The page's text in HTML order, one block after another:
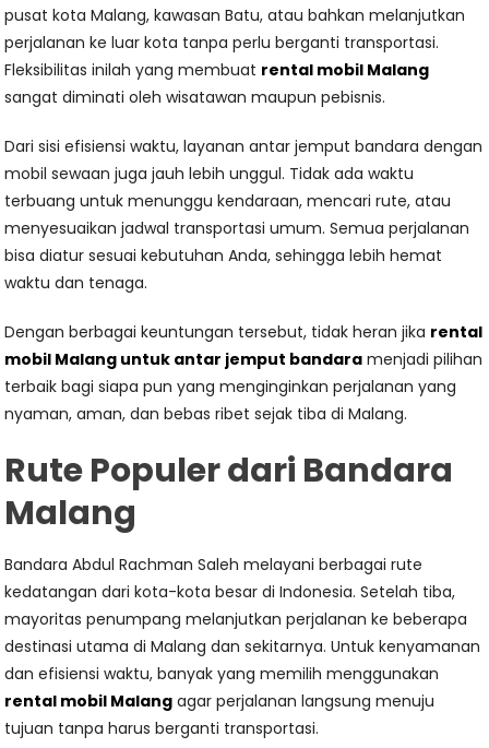
pusat kota Malang, kawasan Batu, atau bahkan melanjutkan
perjalanan ke luar kota tanpa perlu berganti transportasi.
Fleksibilitas inilah yang membuat rental mobil Malang
sangat diminati oleh wisatawan maupun pebisnis.
Dari sisi efisiensi waktu, layanan antar jemput bandara dengan
mobil sewaan juga jauh lebih unggul. Tidak ada waktu
terbuang untuk menunggu kendaraan, mencari rute, atau
menyesuaikan jadwal transportasi umum. Semua perjalanan
bisa diatur sesuai kebutuhan Anda, sehingga lebih hemat
waktu dan tenaga.
Dengan berbagai keuntungan tersebut, tidak heran jika rental
mobil Malang untuk antar jemput bandara menjadi pilihan
terbaik bagi siapa pun yang menginginkan perjalanan yang
nyaman, aman, dan bebas ribet sejak tiba di Malang.
Rute Populer dari Bandara
Malang
Bandara Abdul Rachman Saleh melayani berbagai rute
kedatangan dari kota-kota besar di Indonesia. Setelah tiba,
mayoritas penumpang melanjutkan perjalanan ke beberapa
destinasi utama di Malang dan sekitarnya. Untuk kenyamanan
dan efisiensi waktu, banyak yang memilih menggunakan
rental mobil Malang agar perjalanan langsung menuju
tujuan tanpa harus berganti transportasi.